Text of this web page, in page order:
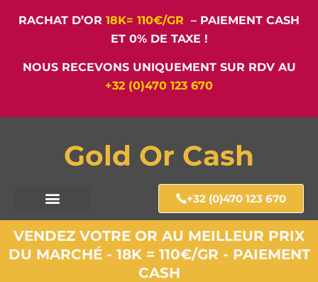
RACHAT D’OR 18K= 110€/GR – PAIEMENT CASH
ET 0% DE TAXE !
NOUS RECEVONS UNIQUEMENT SUR RDV AU
+32 (0)470 123 670
Gold Or Cash
+32 (0)470 123 670
VENDEZ VOTRE OR AU MEILLEUR PRIX
DU MARCHÉ - 18K = 110€/GR - PAIEMENT
CASH